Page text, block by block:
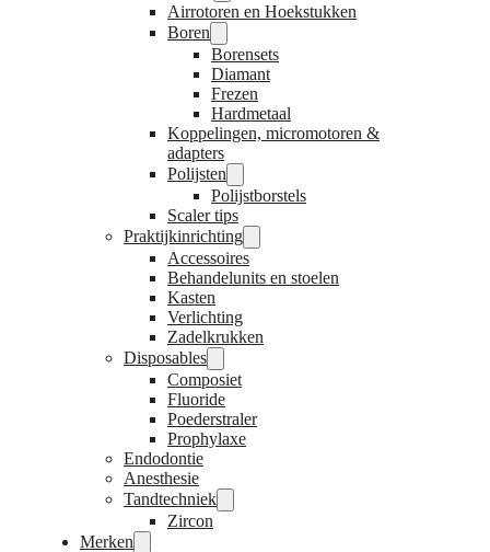
Airrotoren en Hoekstukken
Boren
Borensets
Diamant
Frezen
Hardmetaal
Koppelingen, micromotoren &
adapters
Polijsten
Polijstborstels
Scaler tips
Praktijkinrichting
Accessoires
Behandelunits en stoelen
Kasten
Verlichting
Zadelkrukken
Disposables
Composiet
Fluoride
Poederstraler
Prophylaxe
Endodontie
Anesthesie
Tandtechniek
Zircon
Merken